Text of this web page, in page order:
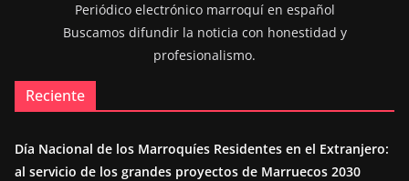
Periódico electrónico marroquí en español
Buscamos difundir la noticia con honestidad y
profesionalismo.
Reciente
Día Nacional de los Marroquíes Residentes en el Extranjero:
al servicio de los grandes proyectos de Marruecos 2030